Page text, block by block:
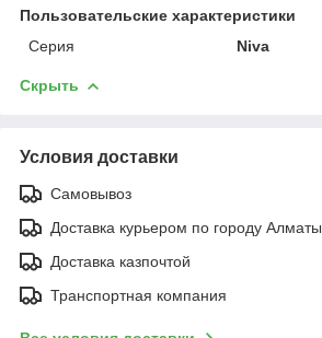
Пользовательские характеристики
Серия
Niva
Скрыть
Условия доставки
Самовывоз
Доставка курьером по городу Алматы
Доставка казпочтой
Транспортная компания